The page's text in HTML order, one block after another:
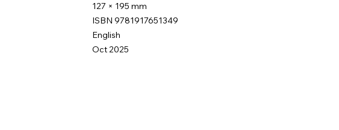
127 × 195 mm
ISBN 9781917651349
English
Oct 2025